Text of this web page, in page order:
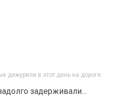
дежурили в этот день на дороге.
задерживали…